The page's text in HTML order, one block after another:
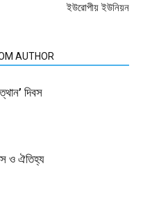
ইউরোপীয় ইউনিয়ন
AUTHOR
দিবস
ও ঐতিহ্য